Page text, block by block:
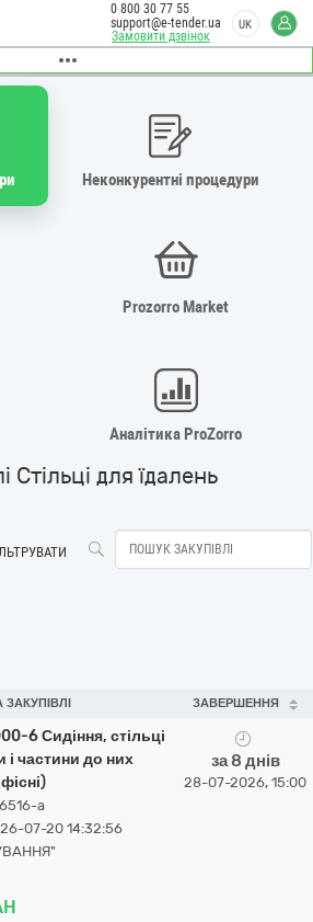
Замовити дзвінок
0 800 30 77 55
support@e-tender.ua
UK
Неконкурентні процедури
Prozorro Market
Аналітика ProZorro
Стільці для їдалень
ЗАВЕРШЕННЯ
6 Сидіння, стільці
і частини до них
a
07-20 14:32:56
за 8 днів
28-07-2026, 15:00